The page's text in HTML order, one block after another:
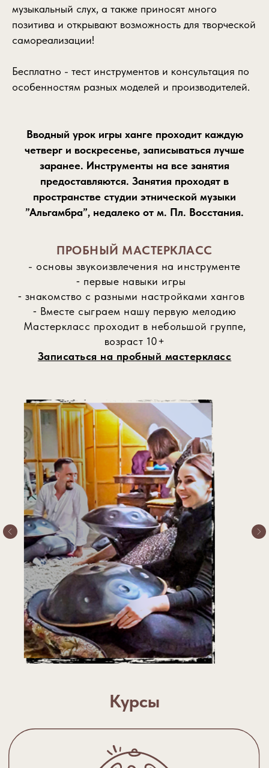
музыкальный слух, а также приносят много
позитива и открывают возможность для творческой
самореализации!
Бесплатно - тест инструментов и консультация по
особенностям разных моделей и производителей.
Вводный урок игры ханге проходит каждую
четверг и воскресенье, записываться лучше
заранее. Инструменты на все занятия
предоставляются. Занятия проходят в
пространстве студии этнической музыки
”Альгамбра”, недалеко от м. Пл. Восстания.
ПРОБНЫЙ МАСТЕРКЛАСС
- основы звукоизвлечения на инструменте
⁃ первые навыки игры
⁃ знакомство с разными настройками хангов
⁃ Вместе сыграем нашу первую мелодию
Мастеркласс проходит в небольшой группе,
возраст 10+
Записаться на пробный мастеркласс
Курсы
МАСТЕР-КЛАСС
ПОГРУЖЕНИЕ
1 час
500Р
Пробный урок
Купить курс
КУРС ОБУЧЕНИЯ
BASIC
1 месяц
6400Р
(4 занятия по 1.5 ч)
Купить курс
3 месяца